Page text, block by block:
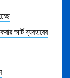
স্মার্ট ব্যবহারের